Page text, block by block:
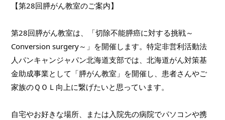
【第28回膵がん教室のご案内】
第28回膵がん教室は、「切除不能膵癌に対する挑戦～
Conversion surgery～」を開催します。特定非営利活動法
人パンキャンジャパン北海道支部では、北海道がん対策基
金助成事業として「膵がん教室」を開催し、患者さんやご
家族のＱＯＬ向上に繋げたいと思っています。
自宅やお好きな場所、または入院先の病院でパソコンや携